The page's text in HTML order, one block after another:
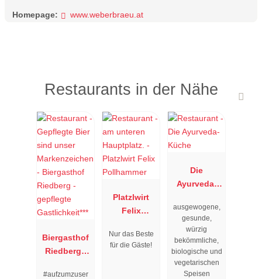
Homepage: www.weberbraeu.at
Restaurants in der Nähe
Biergasthof
Riedberg -
#aufzumzuser
Platzlwirt
Felix
Nur das Beste
für die Gäste!
Die
Ayurveda-
ausgewogene,
gesunde,
würzig
bekömmliche,
biologische und
vegetarischen
Speisen